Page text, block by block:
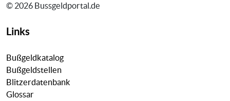
© 2026 Bussgeldportal.de
Links
Bußgeldkatalog
Bußgeldstellen
Blitzerdatenbank
Glossar